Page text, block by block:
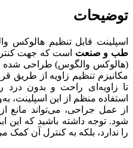
توضیحات
اسپلینت قابل تنظیم هالوکس
طب و صنعت است که جهت
(هالوکس والگوس) طراحی شده
مکانیزم تنظیم زاویه از طریق
تا زاویه‌ای راحت و بدون درد
استفاده منظم از این اسپلینت،
از عمل جراحی، می‌تواند مانع
شود. توجه داشته باشید که این
را ندارد، بلکه به کنترل آن کمک